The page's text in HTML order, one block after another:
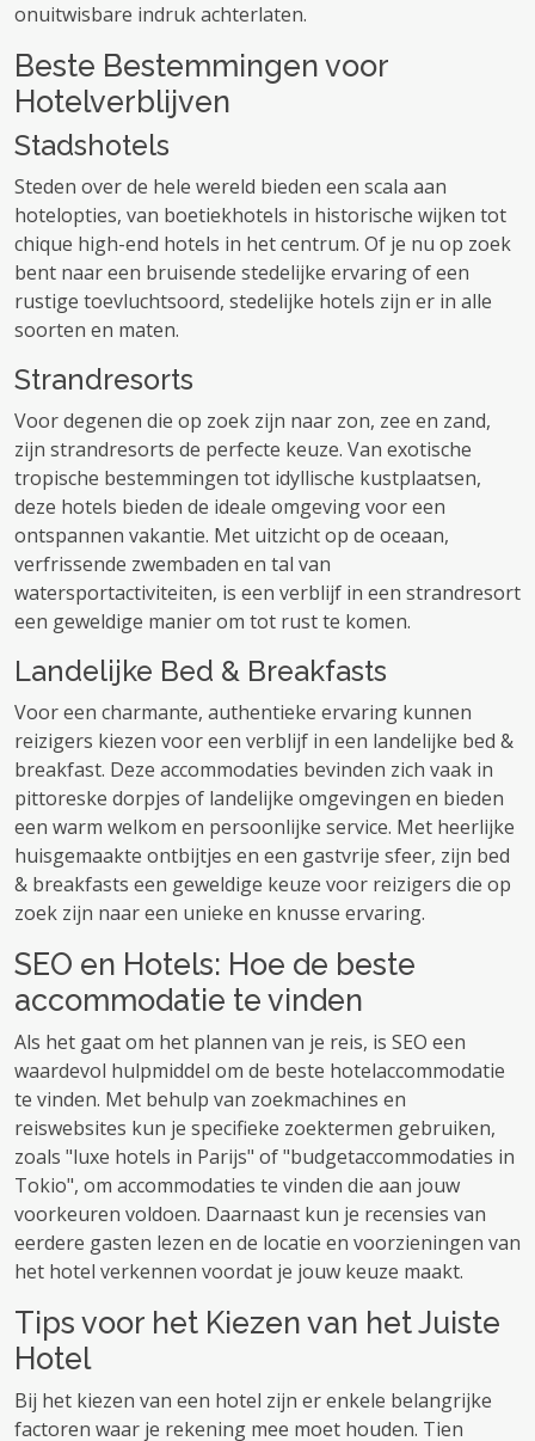
onuitwisbare indruk achterlaten.
Beste Bestemmingen voor
Hotelverblijven
Stadshotels
Steden over de hele wereld bieden een scala aan
hotelopties, van boetiekhotels in historische wijken tot
chique high-end hotels in het centrum. Of je nu op zoek
bent naar een bruisende stedelijke ervaring of een
rustige toevluchtsoord, stedelijke hotels zijn er in alle
soorten en maten.
Strandresorts
Voor degenen die op zoek zijn naar zon, zee en zand,
zijn strandresorts de perfecte keuze. Van exotische
tropische bestemmingen tot idyllische kustplaatsen,
deze hotels bieden de ideale omgeving voor een
ontspannen vakantie. Met uitzicht op de oceaan,
verfrissende zwembaden en tal van
watersportactiviteiten, is een verblijf in een strandresort
een geweldige manier om tot rust te komen.
Landelijke Bed & Breakfasts
Voor een charmante, authentieke ervaring kunnen
reizigers kiezen voor een verblijf in een landelijke bed &
breakfast. Deze accommodaties bevinden zich vaak in
pittoreske dorpjes of landelijke omgevingen en bieden
een warm welkom en persoonlijke service. Met heerlijke
huisgemaakte ontbijtjes en een gastvrije sfeer, zijn bed
& breakfasts een geweldige keuze voor reizigers die op
zoek zijn naar een unieke en knusse ervaring.
SEO en Hotels: Hoe de beste
accommodatie te vinden
Als het gaat om het plannen van je reis, is SEO een
waardevol hulpmiddel om de beste hotelaccommodatie
te vinden. Met behulp van zoekmachines en
reiswebsites kun je specifieke zoektermen gebruiken,
zoals "luxe hotels in Parijs" of "budgetaccommodaties in
Tokio", om accommodaties te vinden die aan jouw
voorkeuren voldoen. Daarnaast kun je recensies van
eerdere gasten lezen en de locatie en voorzieningen van
het hotel verkennen voordat je jouw keuze maakt.
Tips voor het Kiezen van het Juiste
Hotel
Bij het kiezen van een hotel zijn er enkele belangrijke
factoren waar je rekening mee moet houden. Tien